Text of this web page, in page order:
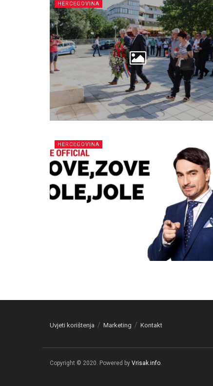
HERCEGOVINA
HERCEGOVINA
Uvjeti korištenja Marketing Kontakt
Copyright © 2020. Powered by Vrisak.info.